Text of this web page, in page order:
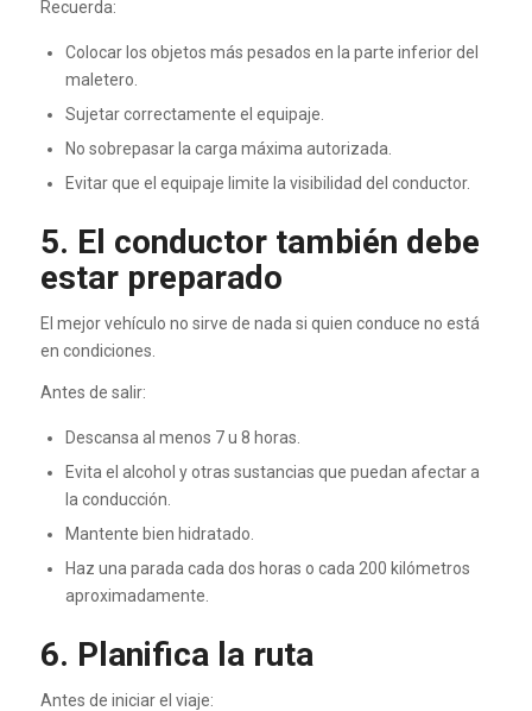
Recuerda:
Colocar los objetos más pesados en la parte inferior del
maletero.
Sujetar correctamente el equipaje.
No sobrepasar la carga máxima autorizada.
Evitar que el equipaje limite la visibilidad del conductor.
5. El conductor también debe
estar preparado
El mejor vehículo no sirve de nada si quien conduce no está
en condiciones.
Antes de salir:
Descansa al menos 7 u 8 horas.
Evita el alcohol y otras sustancias que puedan afectar a
la conducción.
Mantente bien hidratado.
Haz una parada cada dos horas o cada 200 kilómetros
aproximadamente.
6. Planifica la ruta
Antes de iniciar el viaje: